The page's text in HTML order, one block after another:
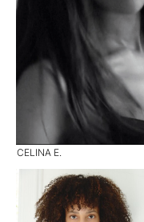
CELINA E.